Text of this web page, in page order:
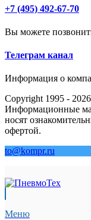
+7 (495) 492-67-70
Вы можете
Телеграм канал
Информация о
Copyright 1995 -
Информационные
носят
офертой.
to@kompr.ru
Меню